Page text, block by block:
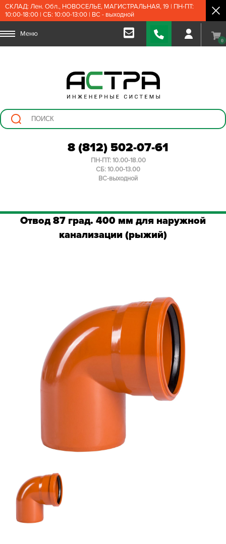
СКЛАД: Лен. Обл., НОВОСЕЛЬЕ, МАГИСТРАЛЬНАЯ, 19 | ПН-ПТ:
10:00-18:00 | СБ: 10:00-13:00 | ВС - выходной
Меню
0
8 (812) 502-07-61
ПН-ПТ: 10.00-18.00
СБ: 10.00-13.00
ВС-выходной
Отвод 87 град. 400 мм для наружной
канализации (рыжий)